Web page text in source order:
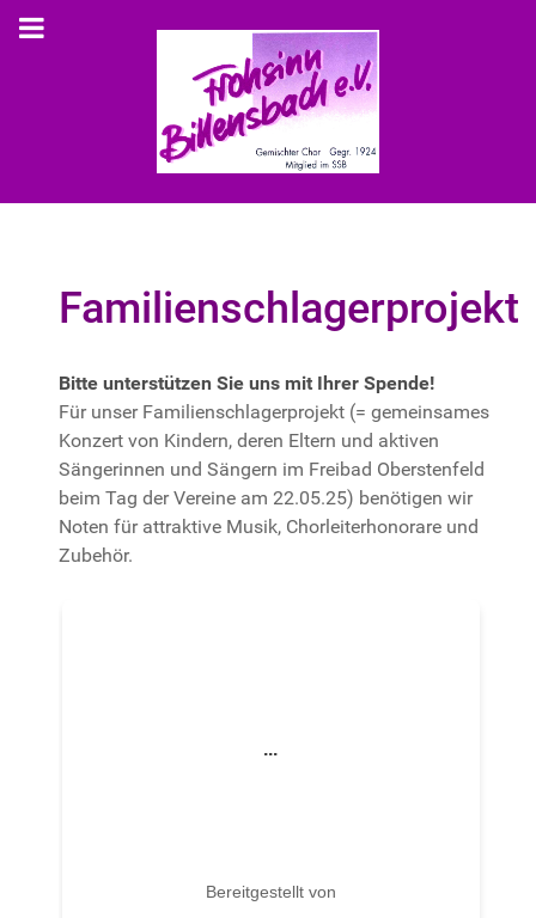
Familienschlagerprojekt
Bitte unterstützen Sie uns mit Ihrer Spende!
Für unser Familienschlagerprojekt (= gemeinsames
Konzert von Kindern, deren Eltern und aktiven
Sängerinnen und Sängern im Freibad Oberstenfeld
beim Tag der Vereine am 22.05.25) benötigen wir
Noten für attraktive Musik, Chorleiterhonorare und
Zubehör.